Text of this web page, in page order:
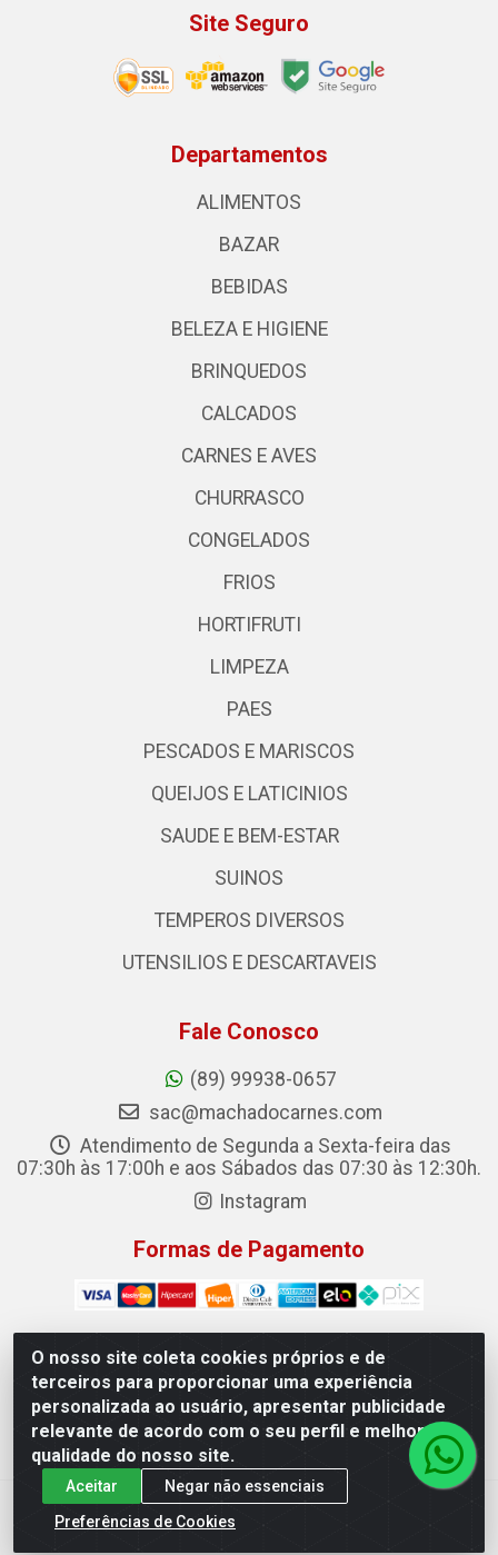
O nosso site coleta cookies próprios e de
terceiros para proporcionar uma experiência
personalizada ao usuário, apresentar publicidade
relevante de acordo com o seu perfil e melhorar a
qualidade do nosso site.
Aceitar
Negar não essenciais
Preferências de Cookies
Site Seguro
Departamentos
ALIMENTOS
BAZAR
BEBIDAS
BELEZA E HIGIENE
BRINQUEDOS
CALCADOS
CARNES E AVES
CHURRASCO
CONGELADOS
FRIOS
HORTIFRUTI
LIMPEZA
PAES
PESCADOS E MARISCOS
QUEIJOS E LATICINIOS
SAUDE E BEM-ESTAR
SUINOS
TEMPEROS DIVERSOS
UTENSILIOS E DESCARTAVEIS
Fale Conosco
(89) 99938-0657
sac@machadocarnes.com
Atendimento de Segunda a Sexta-feira das
07:30h às 17:00h e aos Sábados das 07:30 às 12:30h.
Instagram
Formas de Pagamento
Machado Carnes Distribuidora de Alimentos LTDA -
Logradouro: Avenida Candido Aleixo, 148 - Centro - Oeiras/PI
- CEP 64.500-000 - 31.391.008/0001-50